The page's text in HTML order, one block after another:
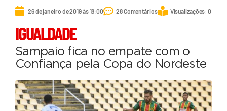
26 de janeiro de 2019 às 18:00 28 Comentários Visualizações: 0
IGUALDADE
Sampaio fica no empate com o
Confiança pela Copa do Nordeste